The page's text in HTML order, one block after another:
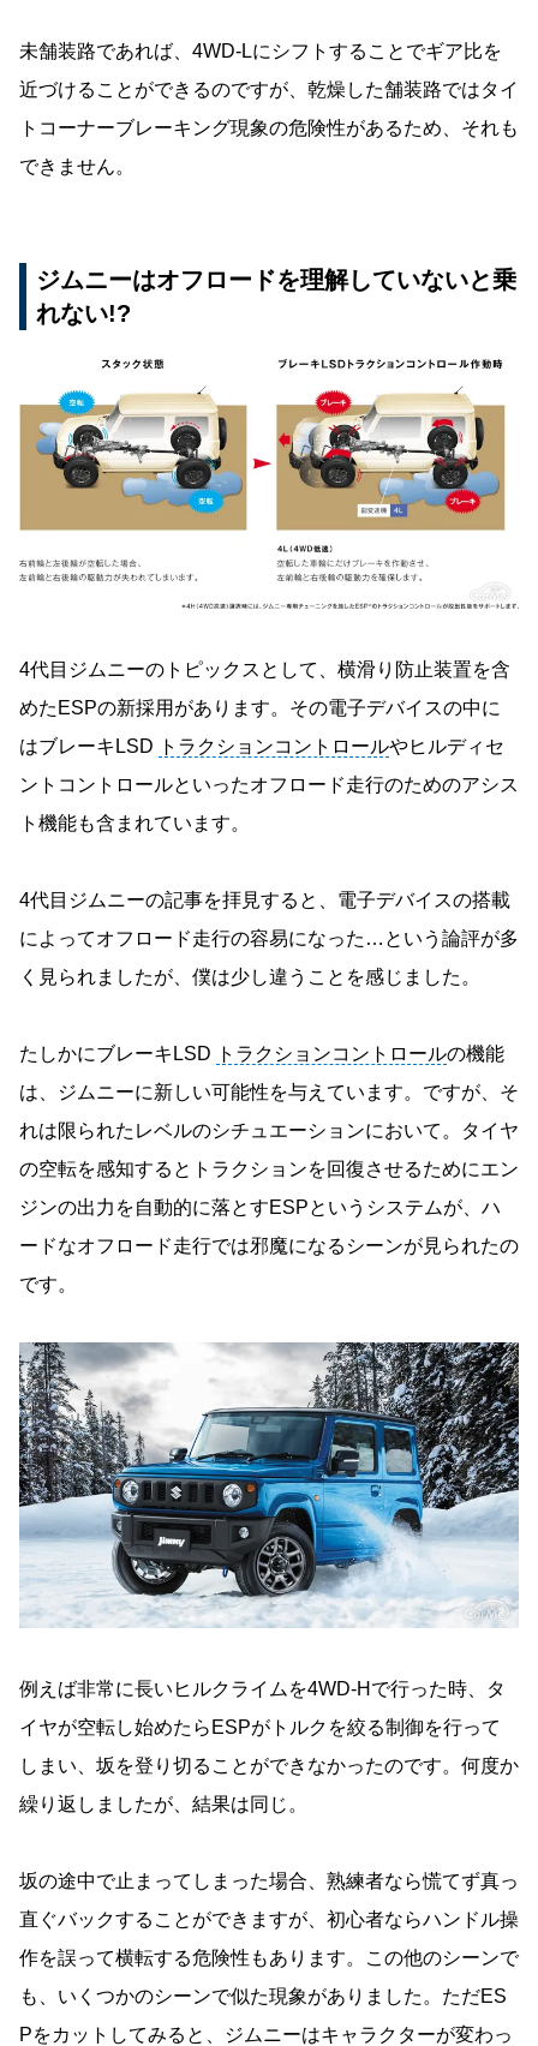
未舗装路であれば、4WD-Lにシフトすることでギア比を
近づけることができるのですが、乾燥した舗装路ではタイ
トコーナーブレーキング現象の危険性があるため、それも
できません。
ジムニーはオフロードを理解していないと乗
れない!?
4代目ジムニーのトピックスとして、横滑り防止装置を含
めたESPの新採用があります。その電子デバイスの中に
はブレーキLSD
トラクションコントロールやヒルディセ
ントコントロールといったオフロード走行のためのアシス
ト機能も含まれています。
4代目ジムニーの記事を拝見すると、電子デバイスの搭載
によってオフロード走行の容易になった…という論評が多
く見られましたが、僕は少し違うことを感じました。
たしかにブレーキLSD トラクションコントロールの機能
は、ジムニーに新しい可能性を与えています。ですが、そ
れは限られたレベルのシチュエーションにおいて。タイヤ
の空転を感知するとトラクションを回復させるためにエン
ジンの出力を自動的に落とすESPというシステムが、ハ
ードなオフロード走行では邪魔になるシーンが見られたの
です。
例えば非常に長いヒルクライムを4WD-Hで行った時、タ
イヤが空転し始めたらESPがトルクを絞る制御を行って
しまい、坂を登り切ることができなかったのです。何度か
繰り返しましたが、結果は同じ。
坂の途中で止まってしまった場合、熟練者なら慌てず真っ
直ぐバックすることができますが、初心者ならハンドル操
作を誤って横転する危険性もあります。この他のシーンで
も、いくつかのシーンで似た現象がありました。ただES
Pをカットしてみると、ジムニーはキャラクターが変わっ